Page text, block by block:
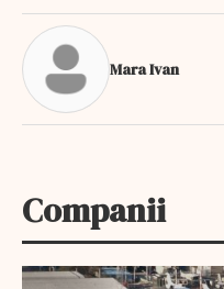
Mara Ivan
Companii